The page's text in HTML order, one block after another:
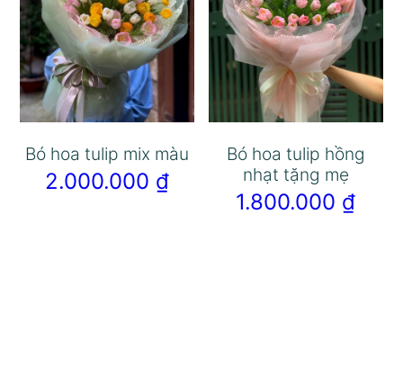
Bó hoa tulip mix màu
2.000.000 ₫
Bó hoa tulip hồng
nhạt tặng mẹ
1.800.000 ₫